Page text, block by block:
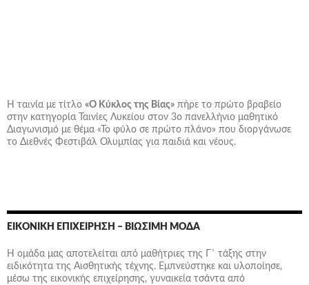
Η ταινία με τίτλο «Ο Κύκλος της Βίας» πήρε το πρώτο βραβείο
στην κατηγορία Ταινίες Λυκείου στον 3ο πανελλήνιο μαθητικό
Διαγωνισμό με θέμα «Το φύλο σε πρώτο πλάνο» που διοργάνωσε
το Διεθνές Φεστιβάλ Ολυμπίας για παιδιά και νέους.
ΕΙΚΟΝΙΚΉ ΕΠΙΧΕΊΡΗΣΗ – ΒΙΏΣΙΜΗ ΜΌΔΑ
Η ομάδα μας αποτελείται από μαθήτριες της Γ΄ τάξης στην
ειδικότητα της Αισθητικής τέχνης. Εμπνεύστηκε και υλοποίησε,
μέσω της εικονικής επιχείρησης, γυναικεία τσάντα από